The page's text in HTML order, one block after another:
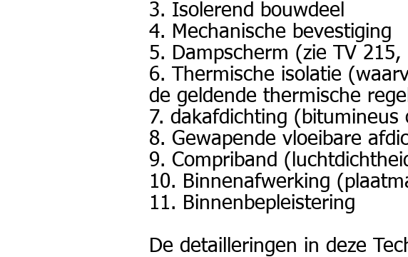
3. Isolerend bouwdeel
4. Mechanische bevestiging
5. Dampscherm (zie TV
6. Thermische isolatie
de geldende thermische
7. dakafdichting (bitumineus
8. Gewapende vloeibare
9. Compriband
10. Binnenafwerking
11. Binnenbepleistering
De detailleringen in deze